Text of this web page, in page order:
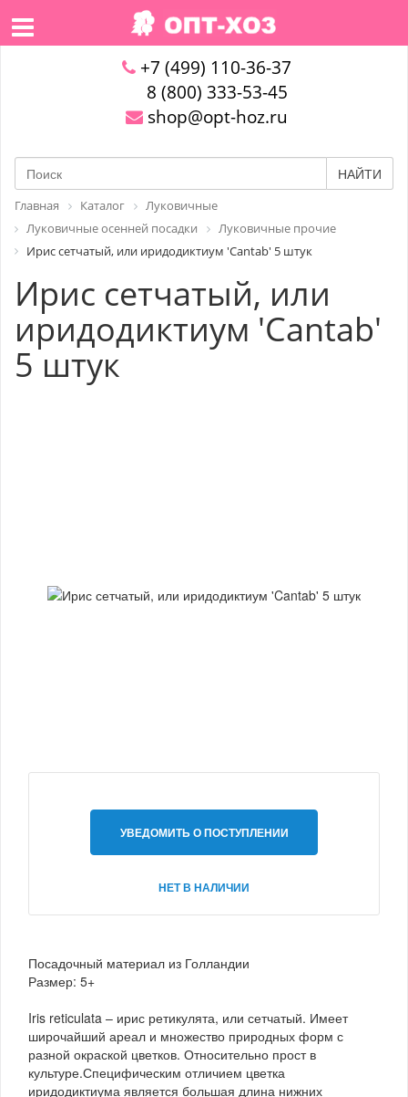
+7 (499) 110-36-37
8 (800) 333-53-45
shop@opt-hoz.ru
НАЙТИ
Главная Каталог
Луковичные
Луковичные осенней посадки
Луковичные прочие
Ирис сетчатый, или иридодиктиум 'Cantab' 5 штук
Ирис сетчатый, или
иридодиктиум 'Cantab'
5 штук
УВЕДОМИТЬ О ПОСТУПЛЕНИИ
НЕТ В НАЛИЧИИ
Посадочный материал из Голландии
Размер: 5+
Iris reticulata – ирис ретикулята, или сетчатый. Имеет
широчайший ареал и множество природных форм с
разной окраской цветков. Относительно прост в
культуре.Специфическим отличием цветка
иридодиктиума является большая длина нижних